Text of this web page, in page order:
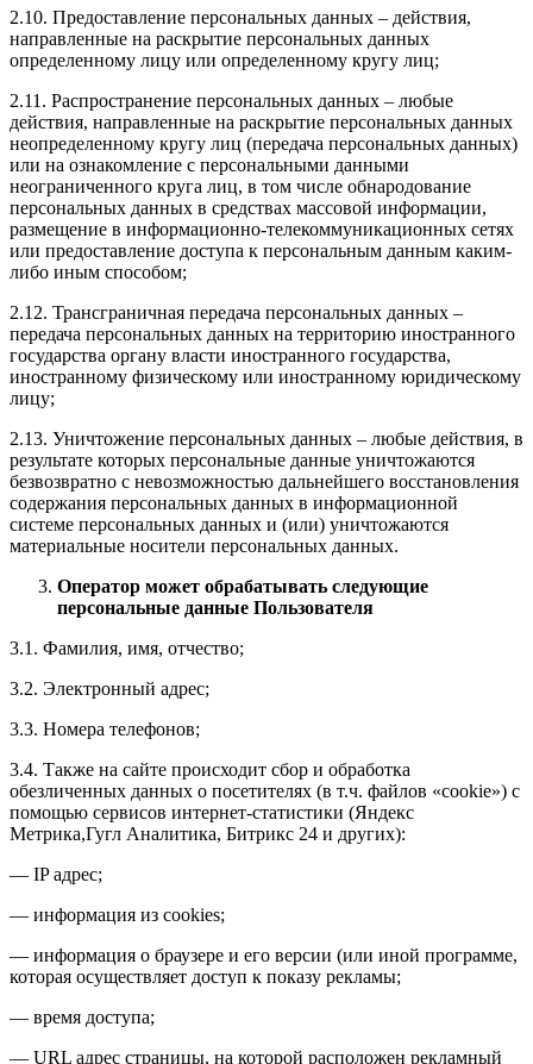
2.10. Предоставление персональных данных – действия,
направленные на раскрытие персональных данных
определенному лицу или определенному кругу лиц;
2.11. Распространение персональных данных – любые
действия, направленные на раскрытие персональных данных
неопределенному кругу лиц (передача персональных данных)
или на ознакомление с персональными данными
неограниченного круга лиц, в том числе обнародование
персональных данных в средствах массовой информации,
размещение в информационно-телекоммуникационных сетях
или предоставление доступа к персональным данным каким-
либо иным способом;
2.12. Трансграничная передача персональных данных –
передача персональных данных на территорию иностранного
государства органу власти иностранного государства,
иностранному физическому или иностранному юридическому
лицу;
2.13. Уничтожение персональных данных – любые действия, в
результате которых персональные данные уничтожаются
безвозвратно с невозможностью дальнейшего восстановления
содержания персональных данных в информационной
системе персональных данных и (или) уничтожаются
материальные носители персональных данных.
Оператор может обрабатывать следующие
персональные данные Пользователя
3.1. Фамилия, имя, отчество;
3.2. Электронный адрес;
3.3. Номера телефонов;
3.4. Также на сайте происходит сбор и обработка
обезличенных данных о посетителях (в т.ч. файлов «cookie») с
помощью сервисов интернет-статистики (Яндекс
Метрика,Гугл Аналитика, Битрикс 24 и других):
— IP адрес;
— информация из cookies;
— информация о браузере и его версии (или иной программе,
которая осуществляет доступ к показу рекламы;
— время доступа;
— URL адрес страницы, на которой расположен рекламный